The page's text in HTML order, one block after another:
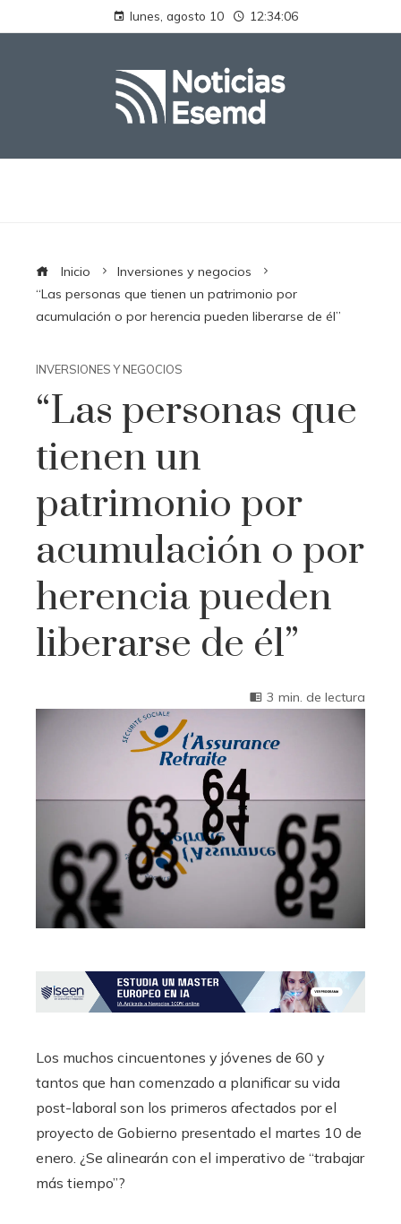
lunes, agosto 10 12:34:06
Inicio
Inversiones y negocios
“Las personas que tienen un patrimonio por
acumulación o por herencia pueden liberarse de él”
INVERSIONES Y NEGOCIOS
“Las personas que
tienen un
patrimonio por
acumulación o por
herencia pueden
liberarse de él”
3 min. de lectura
L os muchos cincuentones y jóvenes de 60 y
tantos que han comenzado a planificar su vida
post-laboral son los primeros afectados por el
proyecto de Gobierno presentado el martes 10 de
enero. ¿Se alinearán con el imperativo de “trabajar
más tiempo”?